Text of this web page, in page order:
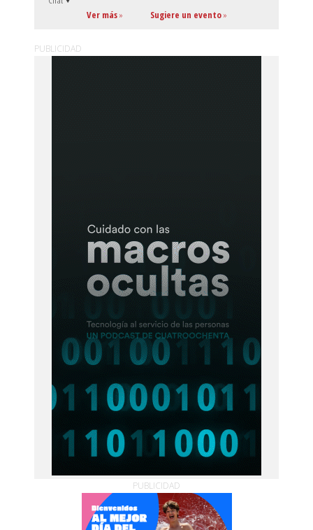
Ver más» Sugiere un evento»
PUBLICIDAD
PUBLICIDAD